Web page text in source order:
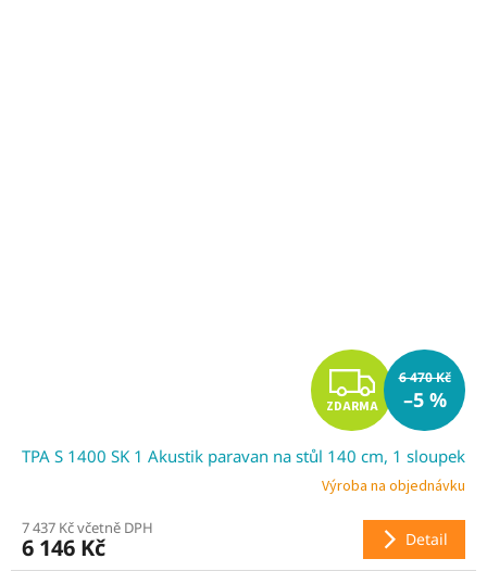
Z
D
A
R
M
ZDARMA
6 470 Kč
–5 %
TPA S 1400 SK 1 Akustik paravan na stůl 140 cm, 1 sloupek
Výroba na objednávku
7 437 Kč včetně DPH
6 146 Kč Detail